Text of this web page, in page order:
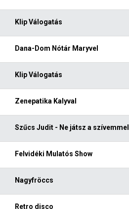
Klip Válogatás
Dana-Dom Nótár Maryvel
Klip Válogatás
Zenepatika Kalyval
Szűcs Judit - Ne játsz a szívemmel
Felvidéki Mulatós Show
Nagyfröccs
Retro disco